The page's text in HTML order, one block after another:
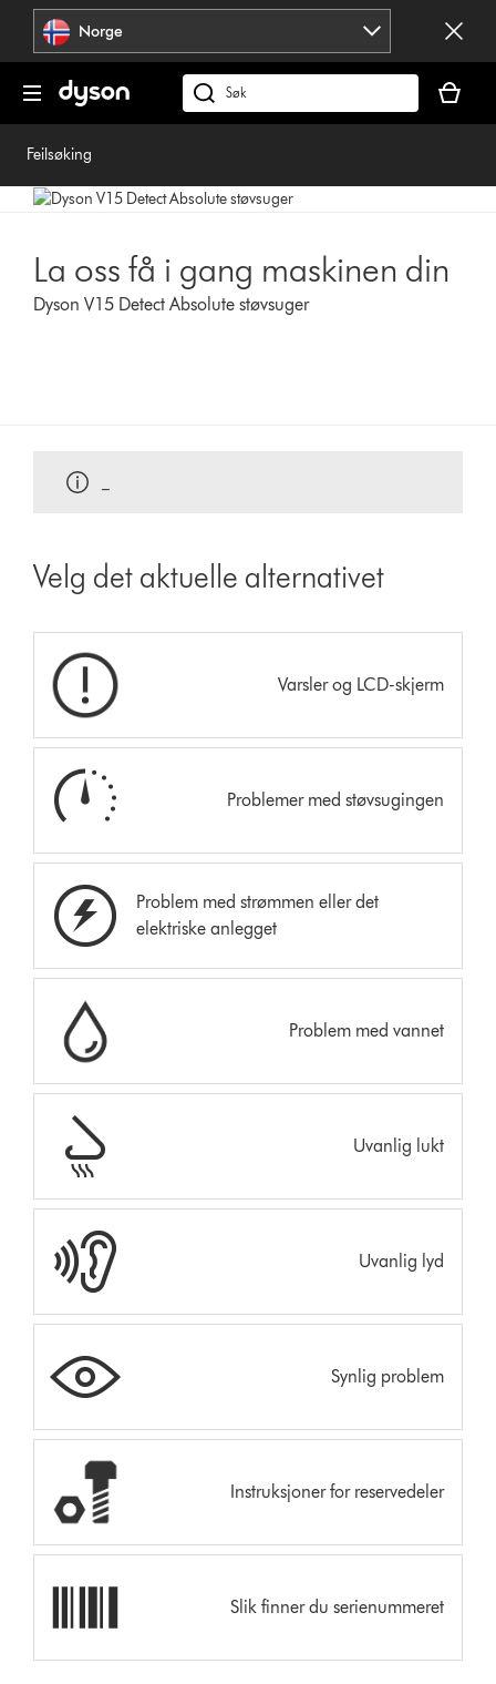
Hopp
navigering
Norge
Søk
på
din
er
Feilsøking
La oss få i gang maskinen din
Dyson V15 Detect Absolute støvsuger
Velg det aktuelle alternativet
Varsler og LCD-skjerm
Problemer med støvsugingen
Problem med strømmen eller det
elektriske anlegget
Problem med vannet
Uvanlig lukt
Uvanlig lyd
Synlig problem
Instruksjoner for reservedeler
Slik finner du serienummeret